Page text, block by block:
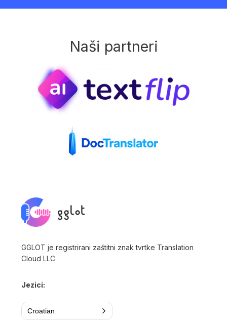
Naši partneri
GGLOT je registrirani zaštitni znak tvrtke Translation
Cloud LLC
Jezici:
Croatian